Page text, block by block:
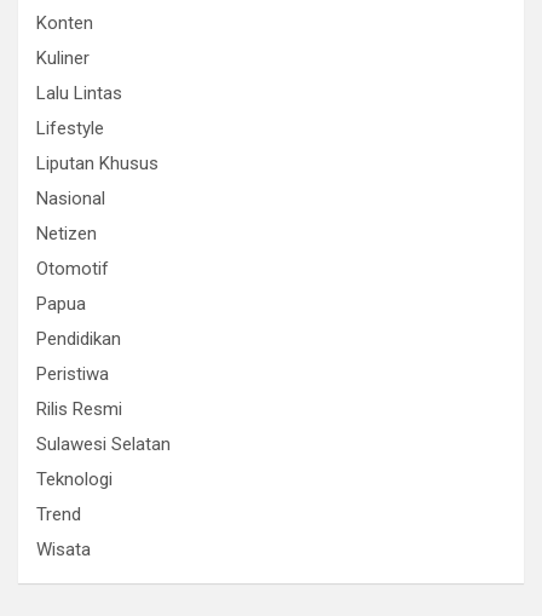
Konten
Kuliner
Lalu Lintas
Lifestyle
Liputan Khusus
Nasional
Netizen
Otomotif
Papua
Pendidikan
Peristiwa
Rilis Resmi
Sulawesi Selatan
Teknologi
Trend
Wisata